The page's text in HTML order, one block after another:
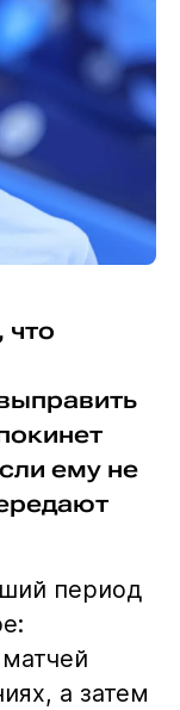
что
ему не
период
а затем